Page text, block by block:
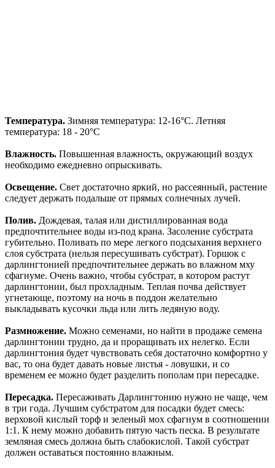
Температура. Зимняя температура: 12-16°С. Летняя
температура: 18 - 20°С
Влажность. Повышенная влажность, окружающий воздух
необходимо ежедневно опрыскивать.
Освещение. Свет достаточно яркий, но рассеянный, растение
следует держать подальше от прямых солнечных лучей.
Полив. Дождевая, талая или дистиллированная вода
предпочтительнее воды из-под крана. Засоление субстрата
губительно. Поливать по мере легкого подсыхания верхнего
слоя субстрата (нельзя пересушивать субстрат). Горшок с
дарлингтонией предпочтительнее держать во влажном мху
сфагнуме. Очень важно, чтобы субстрат, в котором растут
дарлингтонии, был прохладным. Теплая почва действует
угнетающе, поэтому на ночь в поддон желательно
выкладывать кусочки льда или лить ледяную воду.
Размножение. Можно семенами, но найти в продаже семена
дарлингтонии трудно, да и проращивать их нелегко. Если
дарлингтония будет чувствовать себя достаточно комфортно у
вас, то она будет давать новые листья - ловушки, и со
временем ее можно будет разделить пополам при пересадке.
Пересадка. Пересаживать Дарлингтонию нужно не чаще, чем
в три года. Лучшим субстратом для посадки будет смесь:
верховой кислый торф и зеленый мох сфагнум в соотношении
1:1. К нему можно добавить пятую часть песка. В результате
земляная смесь должна быть слабокислой. Такой субстрат
должен оставаться постоянно влажным.